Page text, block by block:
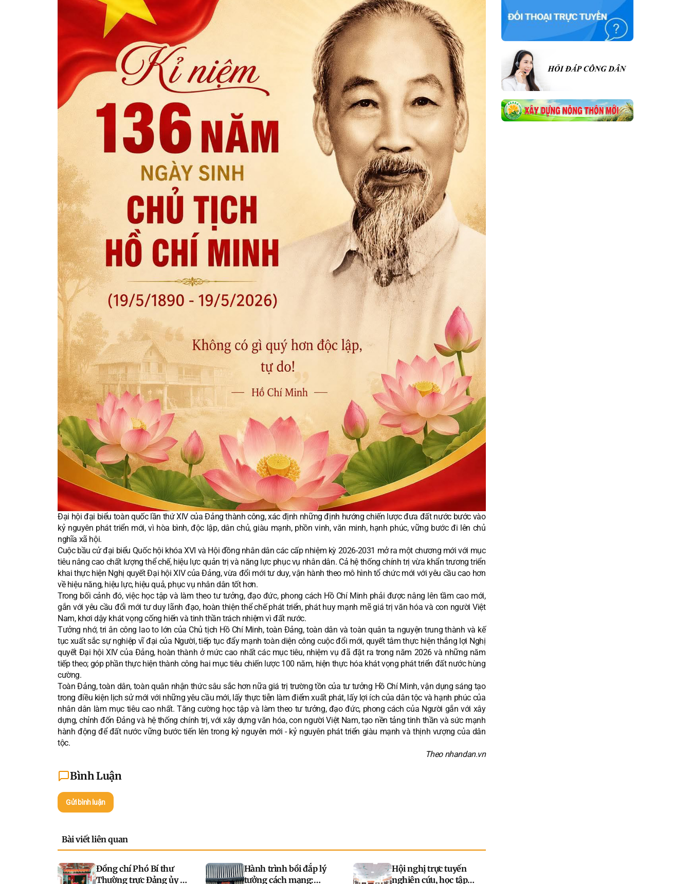
Đại hội đại biểu toàn quốc lần thứ XIV của Đảng thành công, xác định những định hướng chiến lược đưa đất nước bước vào
kỷ nguyên phát triển mới, vì hòa bình, độc lập, dân chủ, giàu mạnh, phồn vinh, văn minh, hạnh phúc, vững bước đi lên chủ
nghĩa xã hội.
Cuộc bầu cử đại biểu Quốc hội khóa XVI và Hội đồng nhân dân các cấp nhiệm kỳ 2026-2031 mở ra một chương mới với mục
tiêu nâng cao chất lượng thể chế, hiệu lực quản trị và năng lực phục vụ nhân dân. Cả hệ thống chính trị vừa khẩn trương triển
khai thực hiện Nghị quyết Đại hội XIV của Đảng, vừa đổi mới tư duy, vận hành theo mô hình tổ chức mới với yêu cầu cao hơn
về hiệu năng, hiệu lực, hiệu quả, phục vụ nhân dân tốt hơn.
Trong bối cảnh đó, việc học tập và làm theo tư tưởng, đạo đức, phong cách Hồ Chí Minh phải được nâng lên tầm cao mới,
gắn với yêu cầu đổi mới tư duy lãnh đạo, hoàn thiện thể chế phát triển, phát huy mạnh mẽ giá trị văn hóa và con người Việt
Nam, khơi dậy khát vọng cống hiến và tinh thần trách nhiệm vì đất nước.
Tưởng nhớ, tri ân công lao to lớn của Chủ tịch Hồ Chí Minh, toàn Đảng, toàn dân và toàn quân ta nguyện trung thành và kế
tục xuất sắc sự nghiệp vĩ đại của Người, tiếp tục đẩy mạnh toàn diện công cuộc đổi mới, quyết tâm thực hiện thắng lợi Nghị
quyết Đại hội XIV của Đảng, hoàn thành ở mức cao nhất các mục tiêu, nhiệm vụ đã đặt ra trong năm 2026 và những năm
tiếp theo; góp phần thực hiện thành công hai mục tiêu chiến lược 100 năm, hiện thực hóa khát vọng phát triển đất nước hùng
cường.
Toàn Đảng, toàn dân, toàn quân nhận thức sâu sắc hơn nữa giá trị trường tồn của tư tưởng Hồ Chí Minh, vận dụng sáng tạo
trong điều kiện lịch sử mới với những yêu cầu mới, lấy thực tiễn làm điểm xuất phát, lấy lợi ích của dân tộc và hạnh phúc của
nhân dân làm mục tiêu cao nhất. Tăng cường học tập và làm theo tư tưởng, đạo đức, phong cách của Người gắn với xây
dựng, chỉnh đốn Đảng và hệ thống chính trị, với xây dựng văn hóa, con người Việt Nam, tạo nền tảng tinh thần và sức mạnh
hành động để đất nước vững bước tiến lên trong kỷ nguyên mới - kỷ nguyên phát triển giàu mạnh và thịnh vượng của dân
tộc.
Theo nhandan.vn
Bình Luận
Gửi bình luận
Bài viết liên quan
Đồng chí Phó Bí thư
Thường trực Đảng ủy xã
Hành trình bồi đắp lý
tưởng cách mạng:
Hội nghị trực tuyến
nghiên cứu, học tập